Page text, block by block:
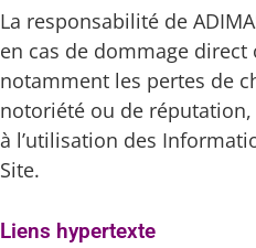
La responsabilité de
en cas de dommage
notamment les pertes de
notoriété ou de réputation,
à l’utilisation des
Site.
Liens hypertexte